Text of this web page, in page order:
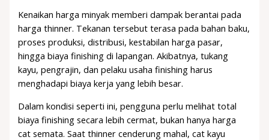
Kenaikan harga minyak memberi dampak berantai pada
harga thinner. Tekanan tersebut terasa pada bahan baku,
proses produksi, distribusi, kestabilan harga pasar,
hingga biaya finishing di lapangan. Akibatnya, tukang
kayu, pengrajin, dan pelaku usaha finishing harus
menghadapi biaya kerja yang lebih besar.
Dalam kondisi seperti ini, pengguna perlu melihat total
biaya finishing secara lebih cermat, bukan hanya harga
cat semata. Saat thinner cenderung mahal, cat kayu